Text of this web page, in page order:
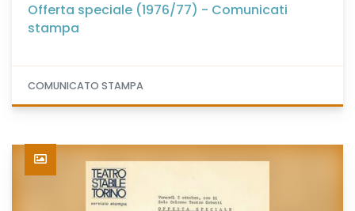
Offerta speciale (1976/77) - Comunicati
stampa
COMUNICATO STAMPA